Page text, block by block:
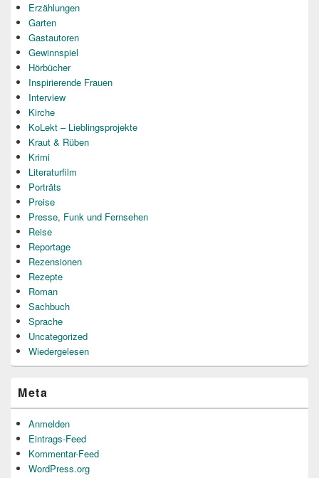
Erzählungen
Garten
Gastautoren
Gewinnspiel
Hörbücher
Inspirierende Frauen
Interview
Kirche
KoLekt – Lieblingsprojekte
Kraut & Rüben
Krimi
Literaturfilm
Porträts
Preise
Presse, Funk und Fernsehen
Reise
Reportage
Rezensionen
Rezepte
Roman
Sachbuch
Sprache
Uncategorized
Wiedergelesen
Meta
Anmelden
Eintrags-Feed
Kommentar-Feed
WordPress.org